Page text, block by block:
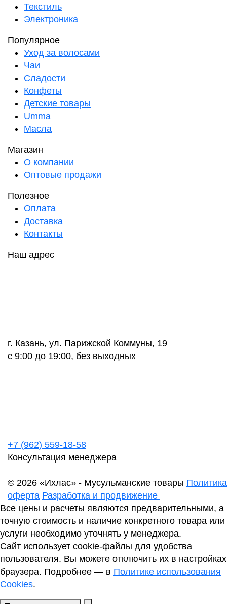
Текстиль
Электроника
Популярное
Уход за волосами
Чаи
Сладости
Конфеты
Детские товары
Umma
Масла
Магазин
О компании
Оптовые продажи
Полезное
Оплата
Доставка
Контакты
Наш адрес
г. Казань, ул. Парижской Коммуны, 19
с 9:00 до 19:00, без выходных
+7 (962) 559-18-58
Консультация менеджера
© 2026 «Ихлас» - Мусульманские товары
оферта Разработка и продвижение
Все цены и расчеты являются предварительными, а
точную стоимость и наличие конкретного товара или
услуги необходимо уточнять у менеджера.
Сайт использует cookie-файлы для удобства
пользователя. Вы можете отключить их в настройках
браузера. Подробнее — в Политике использования
Cookies.